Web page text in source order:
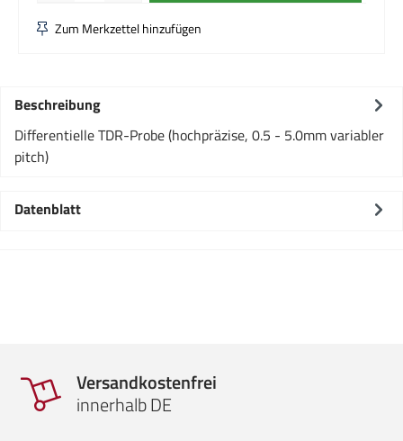
Zum Merkzettel hinzufügen
Beschreibung
Differentielle TDR-Probe (hochpräzise, 0.5 - 5.0mm variabler
pitch)
Datenblatt
Versandkostenfrei
innerhalb DE